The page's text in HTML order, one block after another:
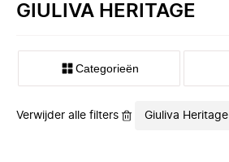
GIULIVA HERITAGE
Categorieën
Verwijder alle filters Giuliva Heritage